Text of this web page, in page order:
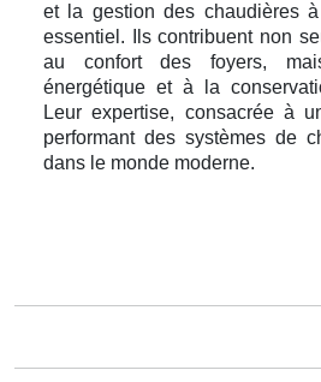
et la gestion des chaudières
essentiel. Ils contribuent non
au confort des foyers,
énergétique et à la
Leur expertise, consacrée à
performant des systèmes de
dans le monde moderne.